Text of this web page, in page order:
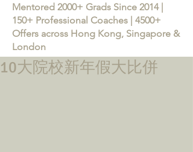
Mentored 2000+ Grads Since 2014 |
150+ Professional Coaches | 4500+
Offers across Hong Kong, Singapore &
London
10大院校新年假大比併